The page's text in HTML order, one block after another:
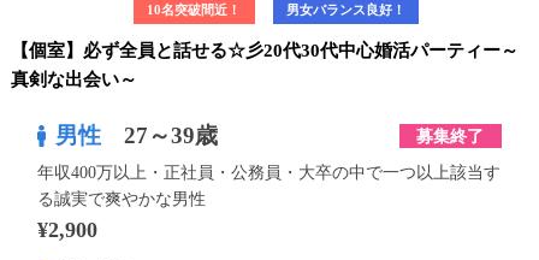
10名突破間近！ 男女バランス良好！
【個室】必ず全員と話せる☆彡20代30代中心婚活パーティー～
真剣な出会い～
男性 27～39歳 募集終了
年収400万以上・正社員・公務員・大卒の中で一つ以上該当す
る誠実で爽やかな男性
¥2,900